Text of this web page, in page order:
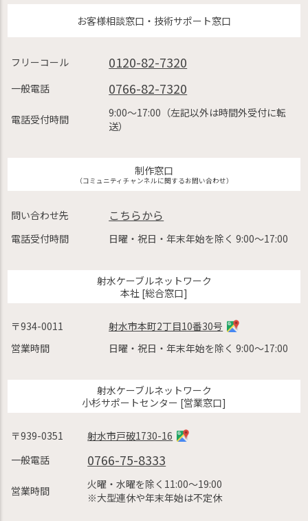
お客様相談窓口・技術サポート窓口
フリーコール 0120-82-7320
一般電話 0766-82-7320
電話受付時間
9:00〜17:00（左記以外は時間外受付に転
送）
制作窓口
（コミュニティチャンネルに関するお問い合わせ）
問い合わせ先 こちらから
電話受付時間 日曜・祝日・年末年始を除く 9:00〜17:00
射水ケーブルネットワーク
本社 [総合窓口]
〒934-0011
射水市本町2丁目10番30号
営業時間
日曜・祝日・年末年始を除く 9:00〜17:00
射水ケーブルネットワーク
小杉サポートセンター [営業窓口]
〒939-0351
射水市戸破1730-16
一般電話
0766-75-8333
営業時間
火曜・水曜を除く11:00〜19:00
※大型連休や年末年始は不定休